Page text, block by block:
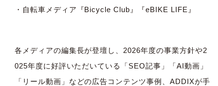
・自転車メディア『Bicycle Club』『eBIKE LIFE』
各メディアの編集長が登壇し、2026年度の事業方針や2
025年度に好評いただいている「SEO記事」「AI動画」
「リール動画」などの広告コンテンツ事例、ADDIXが手